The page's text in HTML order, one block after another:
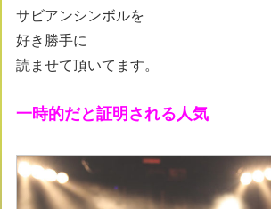
サビアンシンボルを
好き勝手に
読ませて頂いてます。
一時的だと証明される人気